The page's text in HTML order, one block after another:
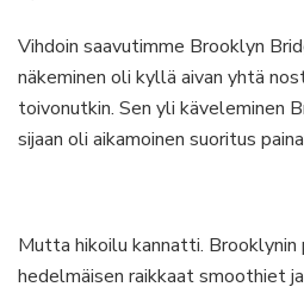
Vihdoin saavutimme Brooklyn
näkeminen oli kyllä aivan yhtä
toivonutkin. Sen yli käveleminen
sijaan oli aikamoinen suoritus
Mutta hikoilu kannatti.
hedelmäisen raikkaat smoothiet